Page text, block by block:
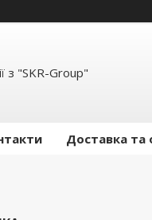
з "SKR-Group"
Доставка та